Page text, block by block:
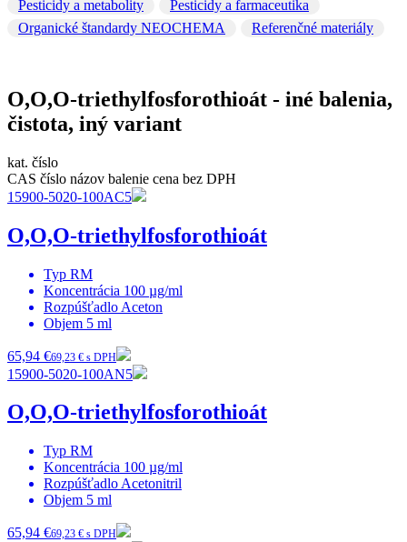
Pesticidy a metabolity
Pesticidy a farmaceutika
Organické štandardy NEOCHEMA
Referenčné materiály
O,O,O-triethylfosforothioát - iné balenia,
čistota, iný variant
kat. číslo
CAS číslo názov balenie cena bez DPH
15900-5020-100AC5
O,O,O-triethylfosforothioát
Typ RM
Koncentrácia 100 µg/ml
Rozpúšťadlo Aceton
Objem 5 ml
65,94 €69,23 € s DPH
15900-5020-100AN5
O,O,O-triethylfosforothioát
Typ RM
Koncentrácia 100 µg/ml
Rozpúšťadlo Acetonitril
Objem 5 ml
65,94 €69,23 € s DPH